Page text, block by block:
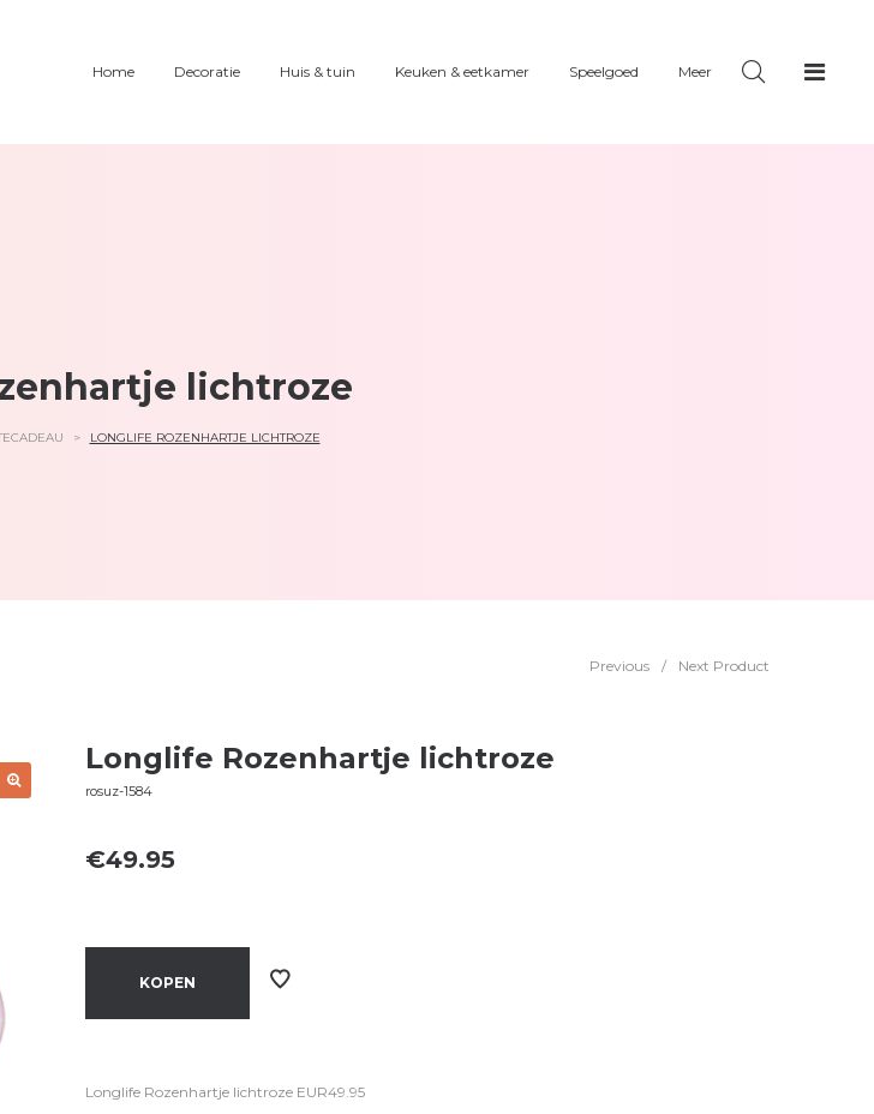
Home Decoratie Huis & tuin Keuken & eetkamer Speelgoed Meer
lichtroze
> LONGLIFE ROZENHARTJE LICHTROZE
Previous / Next Product
Longlife Rozenhartje lichtroze
rosuz-1584
€49.95
KOPEN
Longlife Rozenhartje lichtroze EUR49.95